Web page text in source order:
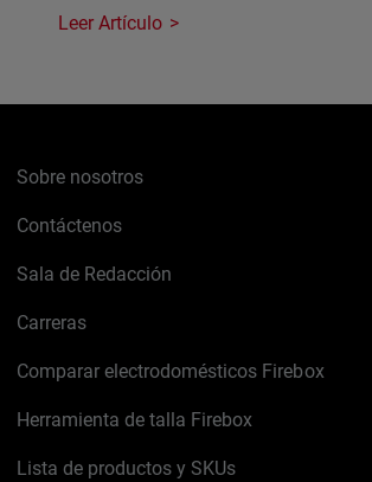
Leer Artículo
Sobre nosotros
Contáctenos
Sala de Redacción
Carreras
Comparar electrodomésticos Firebox
Herramienta de talla Firebox
Lista de productos y SKUs